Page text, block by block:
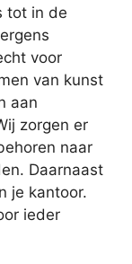
tot in de
voor
van kunst
aan
zorgen er
naar
Daarnaast
je kantoor.
ieder